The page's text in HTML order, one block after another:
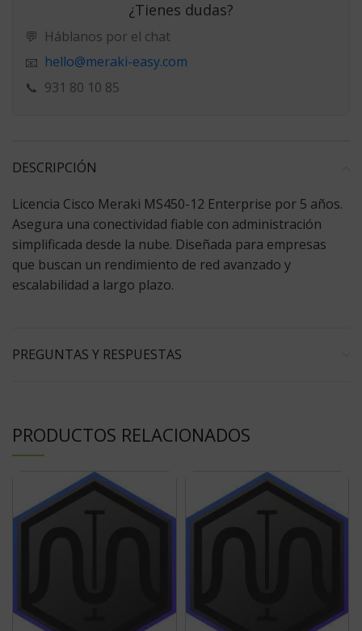
¿Tienes dudas?
💬 Háblanos por el chat
📧 hello@meraki-easy.com
📞 931 80 10 85
DESCRIPCIÓN
Licencia Cisco Meraki MS450-12 Enterprise por 5 años.
Asegura una conectividad fiable con administración
simplificada desde la nube. Diseñada para empresas
que buscan un rendimiento de red avanzado y
escalabilidad a largo plazo.
PREGUNTAS Y RESPUESTAS
PRODUCTOS RELACIONADOS